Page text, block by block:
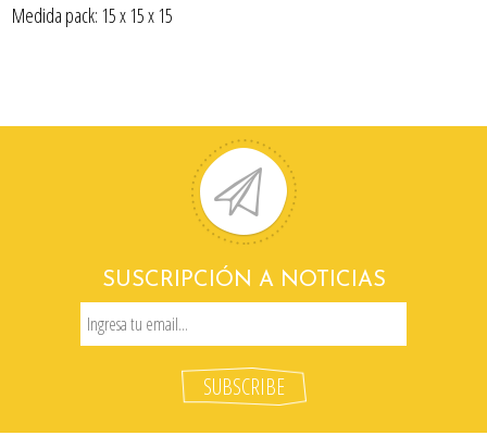
Medida pack: 15 x 15 x 15
SUSCRIPCIÓN A NOTICIAS